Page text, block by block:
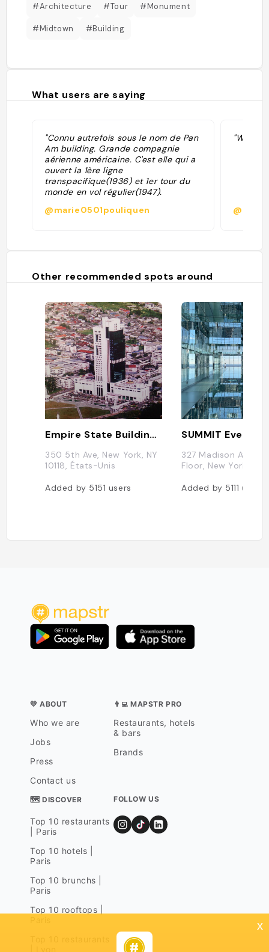
#Architecture #Tour #Monument
#Midtown #Building
What users are saying
"Connu autrefois sous le nom de Pan
Am building. Grande compagnie
aérienne américaine. C'est elle qui a
ouvert la 1ère ligne
transpacifique(1936) et 1er tour du
monde en vol régulier(1947).
après un accident (une pluie de
Properties. "
@marie0501pouliquen
"Walter
Other recommended spots around
Empire State Building - Virgo Business Centers
350 5th Ave, New York, NY
10118, États-Unis
Added by 5151 users
SUMMIT Events
327 Madison
Floor, New York
Added by 5111 users
💛 ABOUT
Who we are
Jobs
Press
Contact us
👨‍💻 MAPSTR PRO
Restaurants, hotels
& bars
Brands
🗺 DISCOVER
Top 10 restaurants
| Paris
Top 10 hotels |
Paris
Top 10 brunchs |
Paris
Top 10 rooftops |
FOLLOW US
x